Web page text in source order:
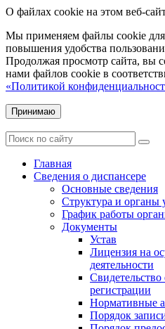
О файлах cookie на этом веб-
Мы применяем файлы cookie для
повышения удобства
Продолжая просмотр сайта, вы
нами файлов cookie в
«Политикой
Принимаю
Главная
Сведения о диспансере
Основные сведения
Структура и органы
График работы
Документы
Устав
Лицензия на
деятельности
Свидетельство
регистрации
Нормативные
Порядок